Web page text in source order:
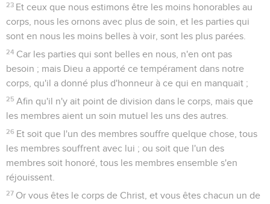
23 Et ceux que nous estimons être les moins honorables au
corps, nous les ornons avec plus de soin, et les parties qui
sont en nous les moins belles à voir, sont les plus parées.
24 Car les parties qui sont belles en nous, n'en ont pas
besoin ; mais Dieu a apporté ce tempérament dans notre
corps, qu'il a donné plus d'honneur à ce qui en manquait ;
25 Afin qu'il n'y ait point de division dans le corps, mais que
les membres aient un soin mutuel les uns des autres.
26 Et soit que l'un des membres souffre quelque chose, tous
les membres souffrent avec lui ; ou soit que l'un des
membres soit honoré, tous les membres ensemble s'en
réjouissent.
27 Or vous êtes le corps de Christ, et vous êtes chacun un de